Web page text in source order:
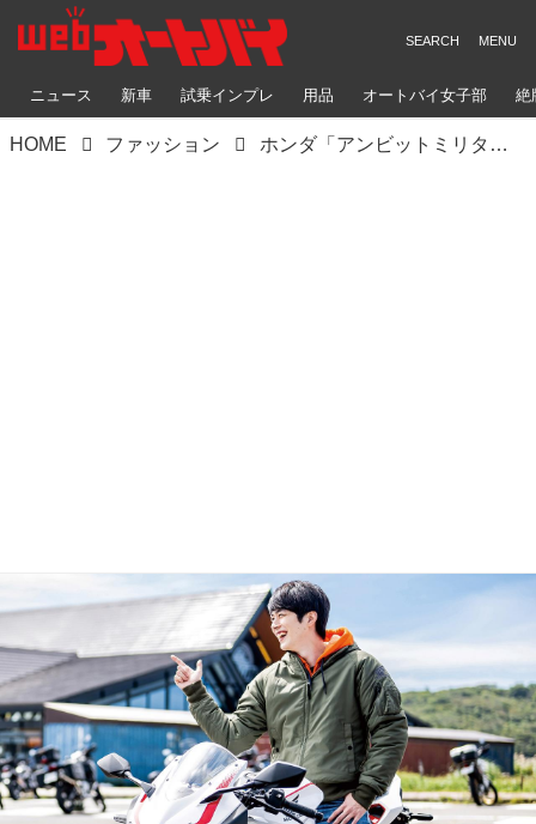
ニュース 新車 試乗インプレ 用品 オートバイ女子部 絶
HOME ファッション ホンダ「アンビットミリタリーパーカ」【2022-2023秋冬ライディングジャケット紹介】